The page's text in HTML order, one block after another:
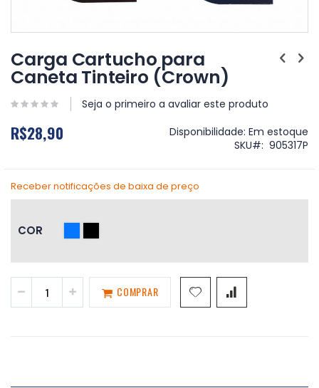
para
o
início
Galeria
imagens
Carga Cartucho para
Caneta Tinteiro (Crown)
Seja o primeiro a avaliar este produto
R$28,90 Disponibilidade: Em estoque
SKU
905317P
Receber notificações de baixa de preço
COR
COMPRAR